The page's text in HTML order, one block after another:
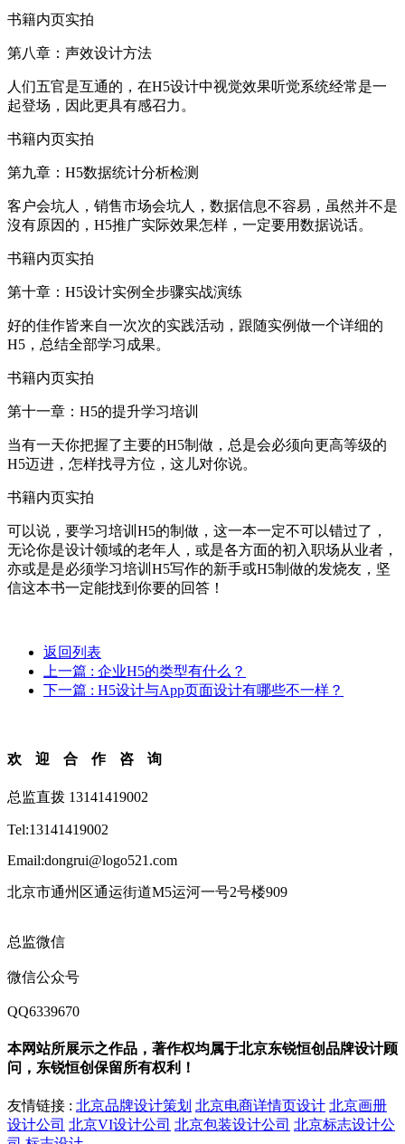
书籍内页实拍
第八章：声效设计方法
人们五官是互通的，在H5设计中视觉效果听觉系统经常是一
起登场，因此更具有感召力。
书籍内页实拍
第九章：H5数据统计分析检测
客户会坑人，销售市场会坑人，数据信息不容易，虽然并不是
沒有原因的，H5推广实际效果怎样，一定要用数据说话。
书籍内页实拍
第十章：H5设计实例全步骤实战演练
好的佳作皆来自一次次的实践活动，跟随实例做一个详细的
H5，总结全部学习成果。
书籍内页实拍
第十一章：H5的提升学习培训
当有一天你把握了主要的H5制做，总是会必须向更高等级的
H5迈进，怎样找寻方位，这儿对你说。
书籍内页实拍
可以说，要学习培训H5的制做，这一本一定不可以错过了，
无论你是设计领域的老年人，或是各方面的初入职场从业者，
亦或是是必须学习培训H5写作的新手或H5制做的发烧友，坚
信这本书一定能找到你要的回答！
返回列表
上一篇 : 企业H5的类型有什么？
下一篇 : H5设计与App页面设计有哪些不一样？
欢迎合作咨询
总监直拨 13141419002
Tel:13141419002
Email:dongrui@logo521.com
北京市通州区通运街道M5运河一号2号楼909
总监微信
微信公众号
QQ6339670
本网站所展示之作品，著作权均属于北京东锐恒创品牌设计顾
问，东锐恒创保留所有权利！
友情链接 : 北京品牌设计策划 北京电商详情页设计 北京画册
设计公司 北京VI设计公司 北京包装设计公司 北京标志设计公